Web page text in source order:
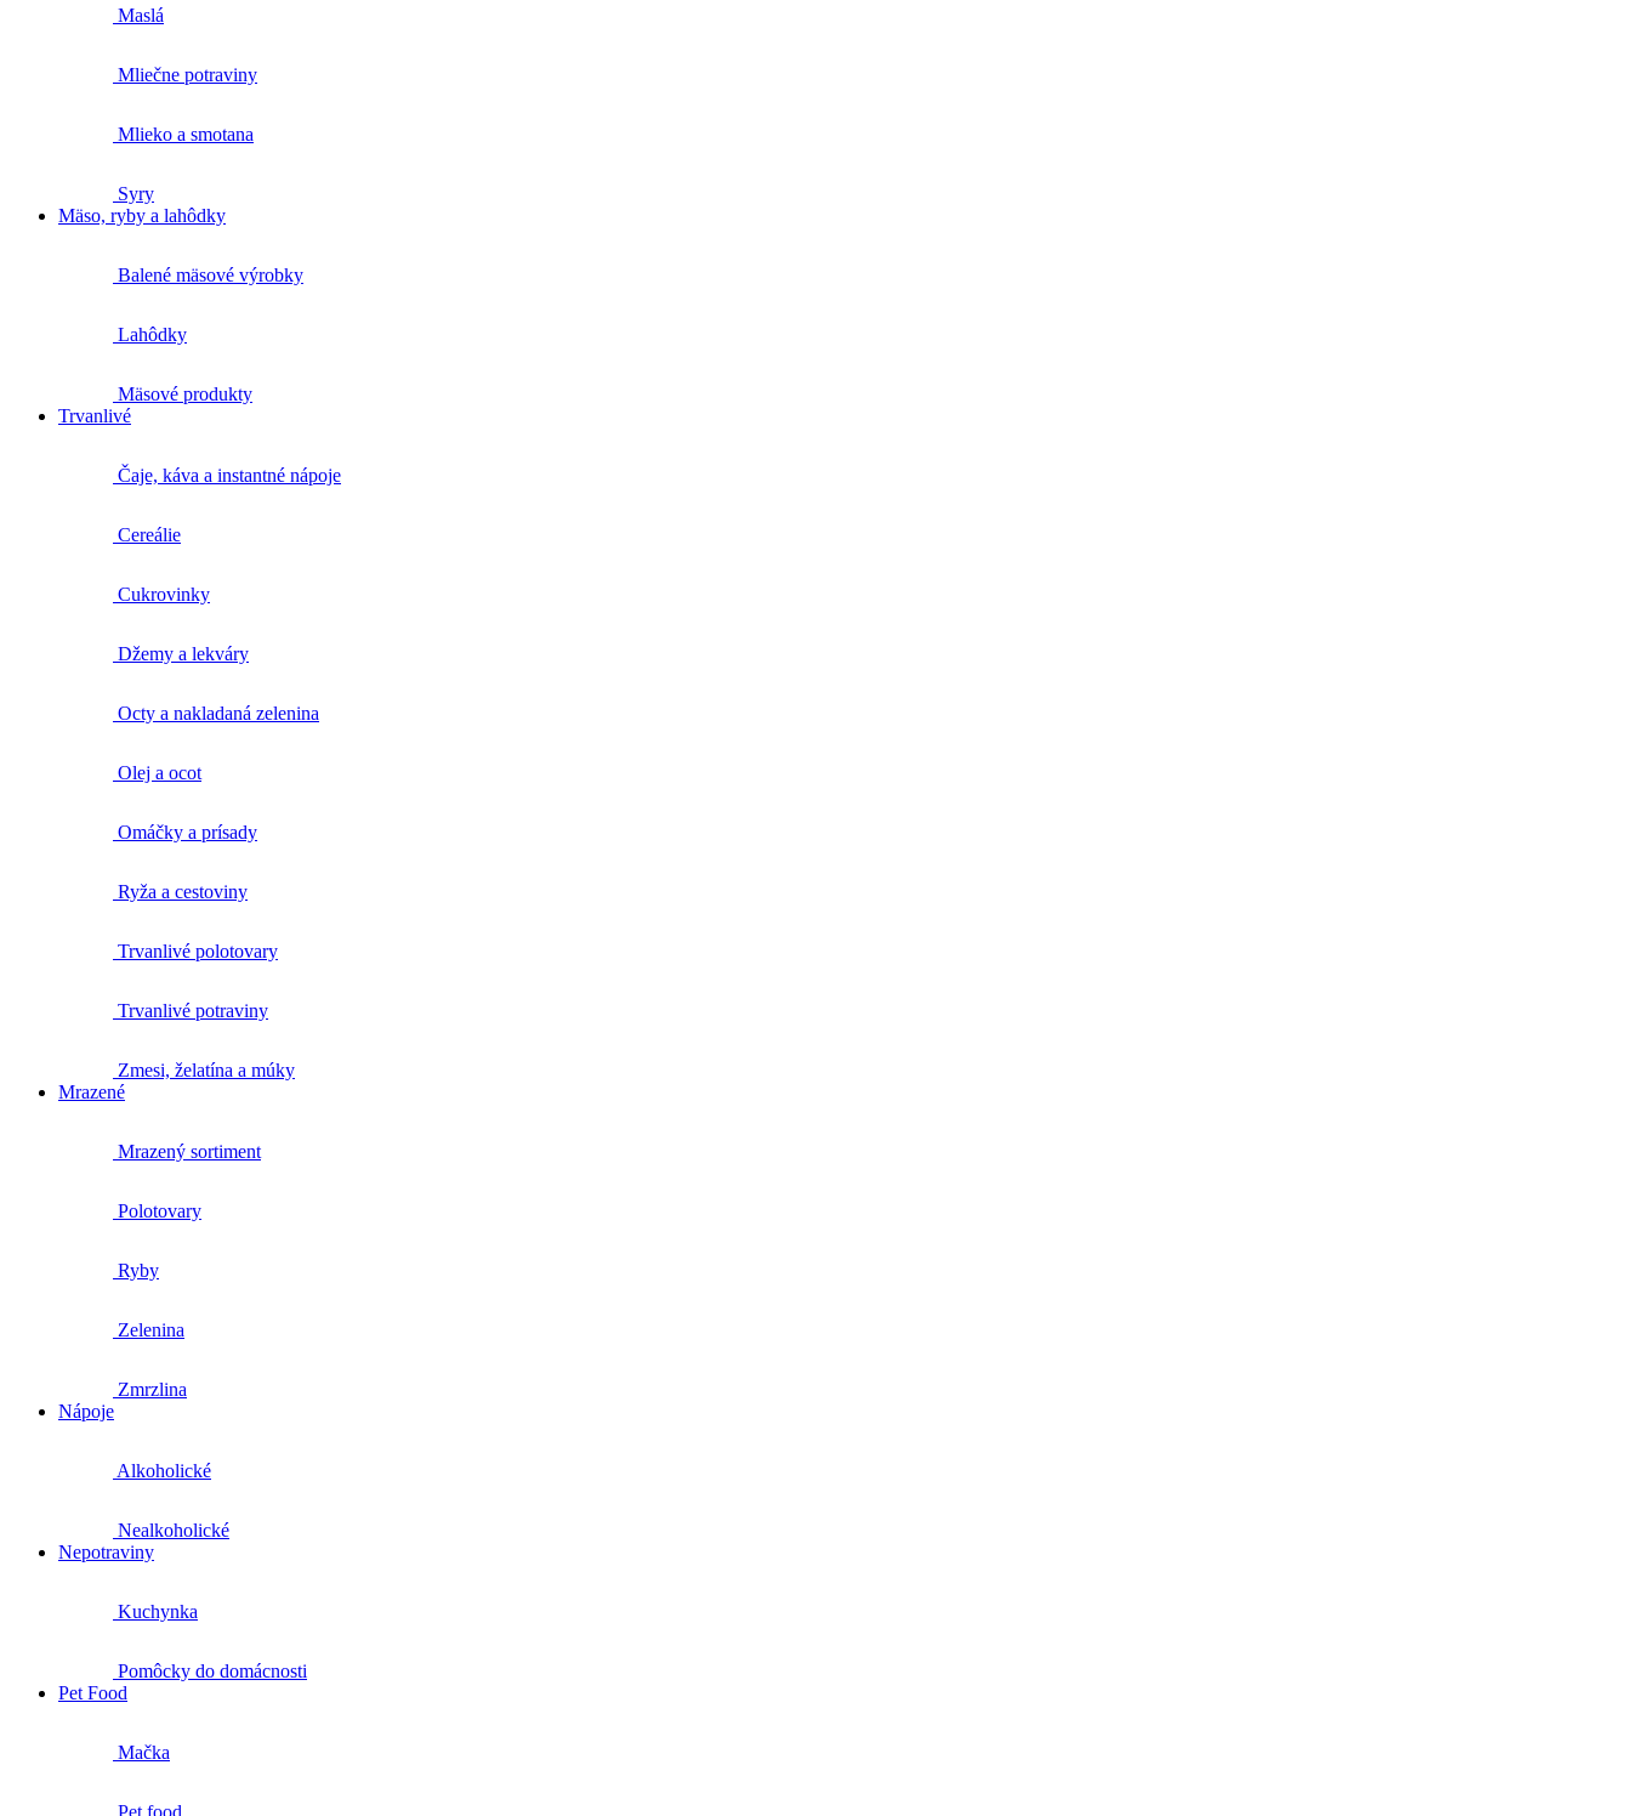
Maslá
Mliečne potraviny
Mlieko a smotana
Syry
Mäso, ryby a lahôdky
Balené mäsové výrobky
Lahôdky
Mäsové produkty
Trvanlivé
Čaje, káva a instantné nápoje
Cereálie
Cukrovinky
Džemy a lekváry
Octy a nakladaná zelenina
Olej a ocot
Omáčky a prísady
Ryža a cestoviny
Trvanlivé polotovary
Trvanlivé potraviny
Zmesi, želatína a múky
Mrazené
Mrazený sortiment
Polotovary
Ryby
Zelenina
Zmrzlina
Nápoje
Alkoholické
Nealkoholické
Nepotraviny
Kuchynka
Pomôcky do domácnosti
Pet Food
Mačka
Pet food